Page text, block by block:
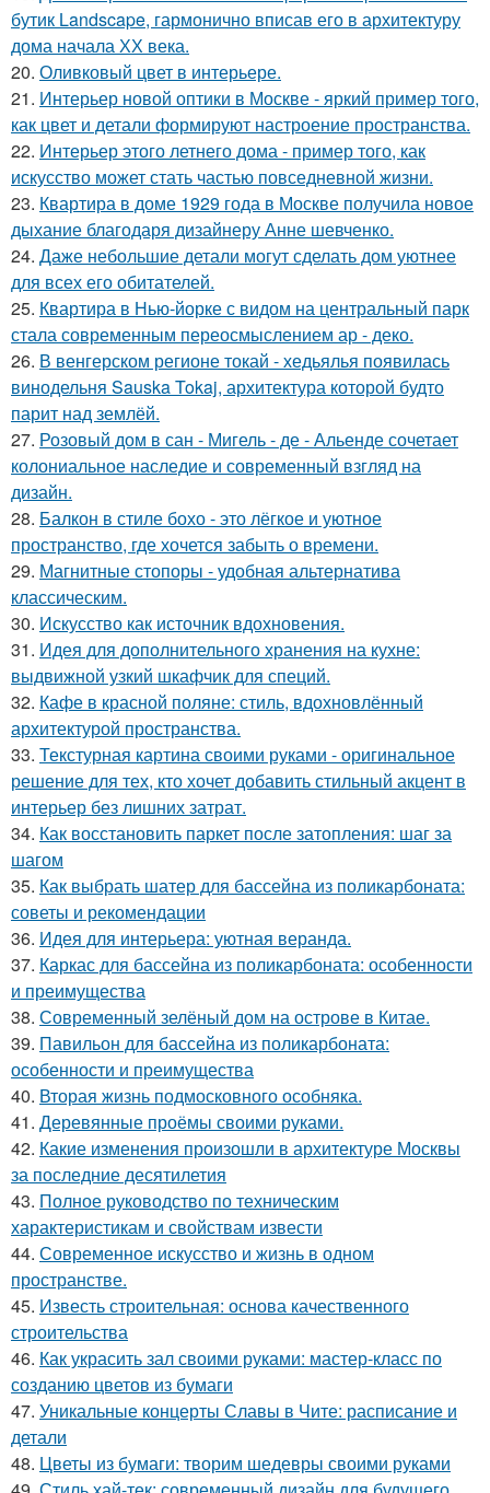
бутик Landscape, гармонично вписав его в архитектуру
дома начала ХХ века.
20. Оливковый цвет в интерьере.
21. Интерьер новой оптики в Москве - яркий пример того,
как цвет и детали формируют настроение пространства.
22. Интерьер этого летнего дома - пример того, как
искусство может стать частью повседневной жизни.
23. Квартира в доме 1929 года в Москве получила новое
дыхание благодаря дизайнеру Анне шевченко.
24. Даже небольшие детали могут сделать дом уютнее
для всех его обитателей.
25. Квартира в Нью-йорке с видом на центральный парк
стала современным переосмыслением ар - деко.
26. В венгерском регионе токай - хедьялья появилась
винодельня Sauska Tokaj, архитектура которой будто
парит над землёй.
27. Розовый дом в сан - Мигель - де - Альенде сочетает
колониальное наследие и современный взгляд на
дизайн.
28. Балкон в стиле бохо - это лёгкое и уютное
пространство, где хочется забыть о времени.
29. Магнитные стопоры - удобная альтернатива
классическим.
30. Искусство как источник вдохновения.
31. Идея для дополнительного хранения на кухне:
выдвижной узкий шкафчик для специй.
32. Кафе в красной поляне: стиль, вдохновлённый
архитектурой пространства.
33. Текстурная картина своими руками - оригинальное
решение для тех, кто хочет добавить стильный акцент в
интерьер без лишних затрат.
34. Как восстановить паркет после затопления: шаг за
шагом
35. Как выбрать шатер для бассейна из поликарбоната:
советы и рекомендации
36. Идея для интерьера: уютная веранда.
37. Каркас для бассейна из поликарбоната: особенности
и преимущества
38. Современный зелёный дом на острове в Китае.
39. Павильон для бассейна из поликарбоната:
особенности и преимущества
40. Вторая жизнь подмосковного особняка.
41. Деревянные проёмы своими руками.
42. Какие изменения произошли в архитектуре Москвы
за последние десятилетия
43. Полное руководство по техническим
характеристикам и свойствам извести
44. Современное искусство и жизнь в одном
пространстве.
45. Известь строительная: основа качественного
строительства
46. Как украсить зал своими руками: мастер-класс по
созданию цветов из бумаги
47. Уникальные концерты Славы в Чите: расписание и
детали
48. Цветы из бумаги: творим шедевры своими руками